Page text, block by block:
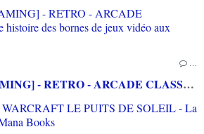
…
[REVUE LIVRE GAMING] - RETRO - ARCADE CLASSICS - La grande histoire des bornes de jeux vidéo aux éditions CASA